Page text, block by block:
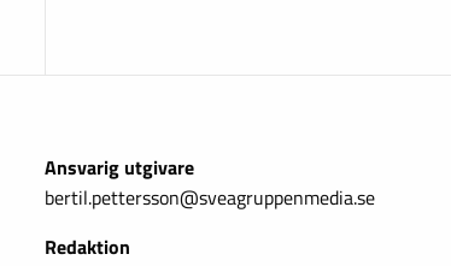
Ansvarig utgivare
bertil.pettersson@sveagruppenmedia.se
Redaktion